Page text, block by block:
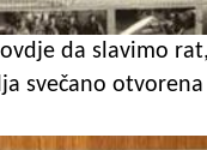
ovdje da slavimo
svečano